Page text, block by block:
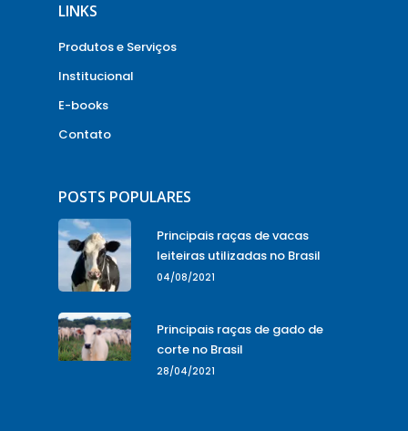
LINKS
Produtos e Serviços
Institucional
E-books
Contato
POSTS POPULARES
Principais raças de vacas
leiteiras utilizadas no Brasil
04/08/2021
Principais raças de gado de
corte no Brasil
28/04/2021